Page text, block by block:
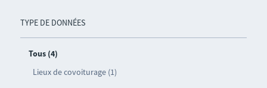
TYPE DE DONNÉES
Tous (4)
Lieux de covoiturage (1)